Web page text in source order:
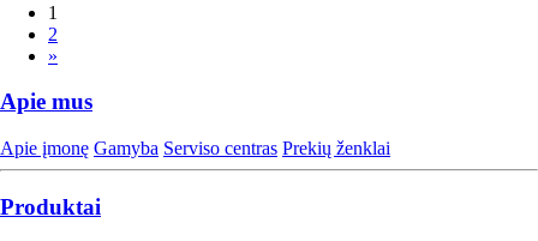
1
2
»
Apie mus
Apie įmonę Gamyba Serviso centras Prekių ženklai
Produktai